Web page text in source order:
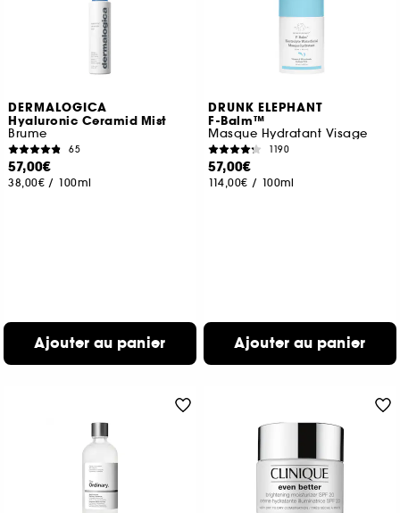
DERMALOGICA
Hyaluronic Ceramid Mist
Brume
65
57,00€
38,00€ / 100ml
Ajouter au panier
DRUNK ELEPHANT
F-Balm™
Masque Hydratant Visage
1190
57,00€
114,00€ / 100ml
Ajouter au panier